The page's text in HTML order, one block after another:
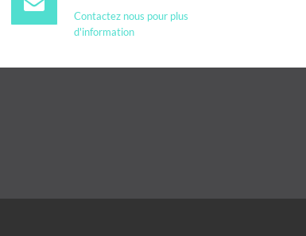
Contactez nous pour plus
d'information